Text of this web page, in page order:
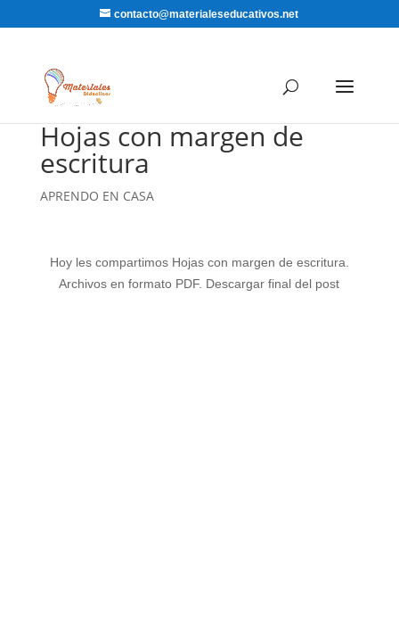
contacto@materialeseducativos.net
Hojas con margen de
escritura
APRENDO EN CASA
Hoy les compartimos Hojas con margen de escritura.
Archivos en formato PDF. Descargar final del post